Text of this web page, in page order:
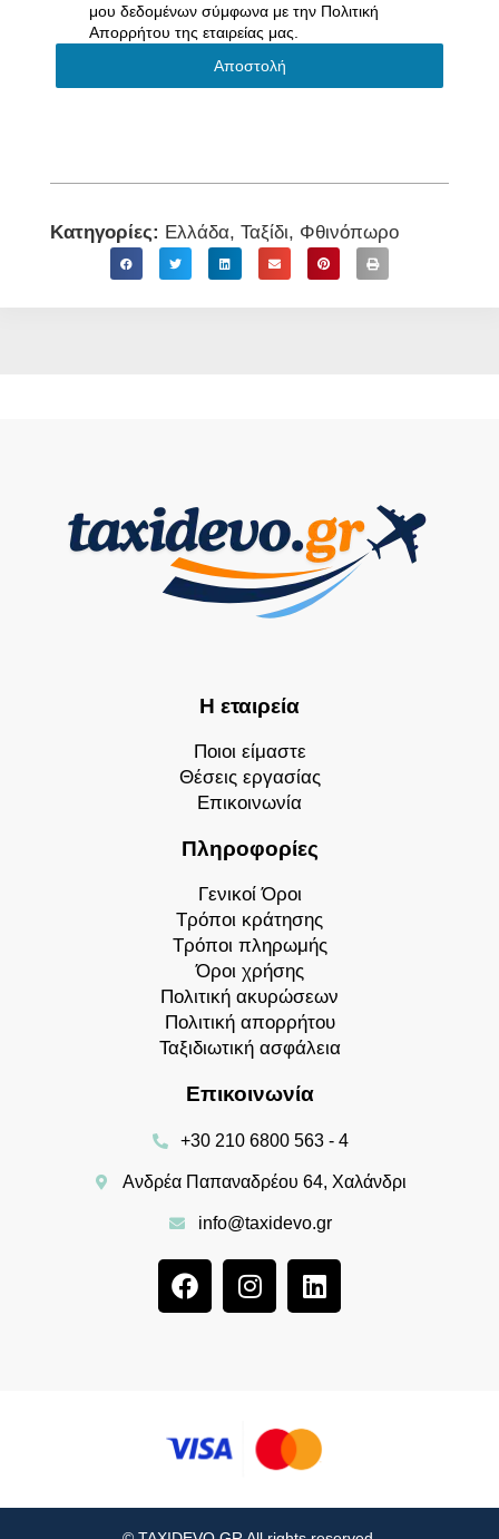
μου δεδομένων σύμφωνα με την Πολιτική
Απορρήτου της εταιρείας μας.
Αποστολή
Κατηγορίες: Ελλάδα, Ταξίδι, Φθινόπωρο
Η εταιρεία
Ποιοι είμαστε
Θέσεις εργασίας
Επικοινωνία
Πληροφορίες
Γενικοί Όροι
Τρόποι κράτησης
Τρόποι πληρωμής
Όροι χρήσης
Πολιτική ακυρώσεων
Πολιτική απορρήτου
Ταξιδιωτική ασφάλεια
Επικοινωνία
+30 210 6800 563 - 4
Ανδρέα Παπαναδρέου 64, Χαλάνδρι
info@taxidevo.gr